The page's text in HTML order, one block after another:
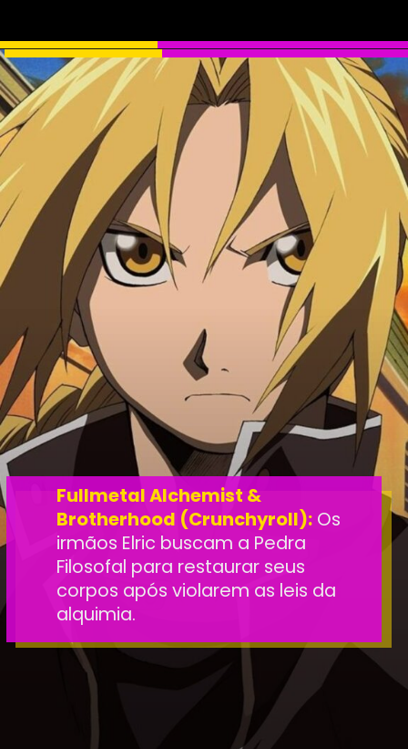
Fullmetal Alchemist &
Brotherhood (Crunchyroll): Os
irmãos Elric buscam a Pedra
Filosofal para restaurar seus
corpos após violarem as leis da
alquimia.